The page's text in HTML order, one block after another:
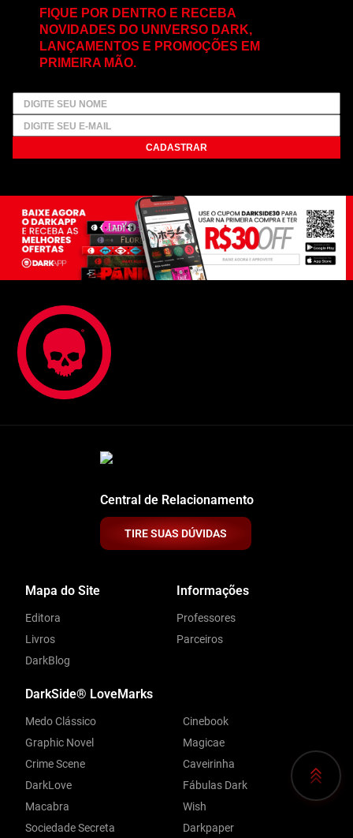
FIQUE POR DENTRO E RECEBA
NOVIDADES DO UNIVERSO DARK,
LANÇAMENTOS E PROMOÇÕES EM
PRIMEIRA MÃO.
CADASTRAR
Central de Relacionamento
TIRE SUAS DÚVIDAS
Mapa do Site
Editora
Livros
DarkBlog
Informações
Professores
Parceiros
DarkSide® LoveMarks
Medo Clássico
Graphic Novel
Crime Scene
DarkLove
Macabra
Sociedade Secreta
Cinebook
Magicae
Caveirinha
Fábulas Dark
Wish
Darkpaper